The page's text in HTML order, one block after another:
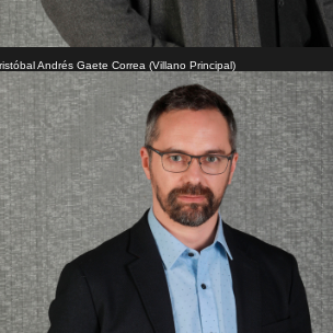
Andrés Gaete Correa (Villano Principal)